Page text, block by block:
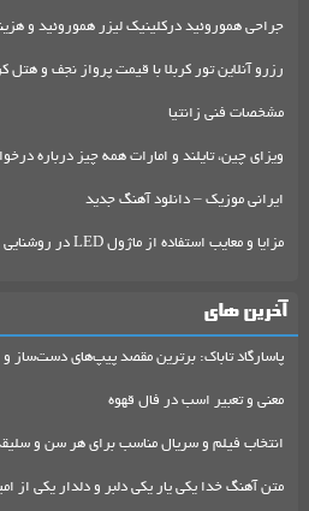
جراحی هموروئید درکلینیک لیزر هموروئید و
رزرو آنلاین تور کربلا با قیمت پرواز نجف و هتل
مشخصات فنی زانتیا
ویزای چین، تایلند و امارات همه چیز درباره
ایرانی موزیک – دانلود آهنگ جدید
مزایا و معایب استفاده از ماژول LED در روشنایی خانگ
آخرین های
پاسارگاد تاباک: برترین مقصد پیپ‌های دست‌ساز
معنی و تعبیر اسب در فال قهوه
انتخاب فیلم و سریال مناسب برای هر سن و
متن آهنگ خدا یکی یار یکی دلبر و دلدار یکی از